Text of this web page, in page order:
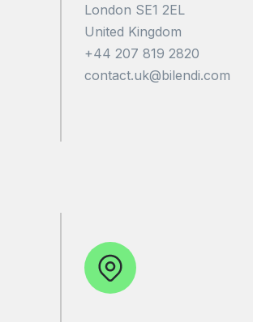
London SE1 2EL
United Kingdom
+44 207 819 2820
contact.uk@bilendi.com